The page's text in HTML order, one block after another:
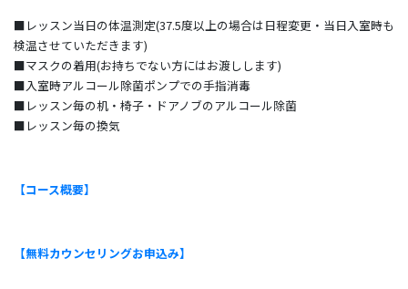
■レッスン当日の体温測定(37.5度以上の場合は日程変更・当日入室時も
検温させていただきます)
■マスクの着用(お持ちでない方にはお渡しします)
■入室時アルコール除菌ポンプでの手指消毒
■レッスン毎の机・椅子・ドアノブのアルコール除菌
■レッスン毎の換気
【コース概要】
【無料カウンセリングお申込み】